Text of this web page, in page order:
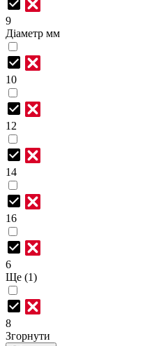
9
Діаметр мм
10
12
14
16
6
Ще (1)
8
Згорнути